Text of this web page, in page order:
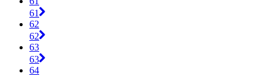
61
62
62
63
63
64